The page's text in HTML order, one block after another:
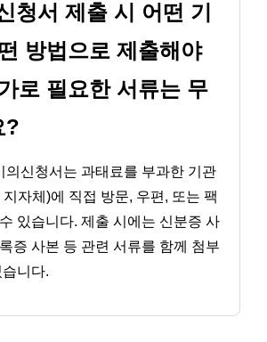
청서 제출 시 어떤 기
방법으로 제출해야
로 필요한 서류는 무
?
의신청서는 과태료를 부과한 기관
자체)에 직접 방문, 우편, 또는 팩
있습니다. 제출 시에는 신분증 사
증 사본 등 관련 서류를 함께 첨부
니다.